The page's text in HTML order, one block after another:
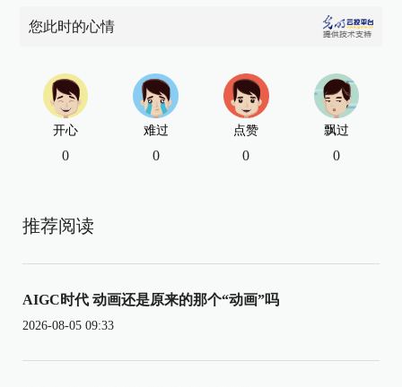
您此时的心情
开心
0
难过
0
点赞
0
飘过
0
推荐阅读
AIGC时代 动画还是原来的那个“动画”吗
2026-08-05 09:33